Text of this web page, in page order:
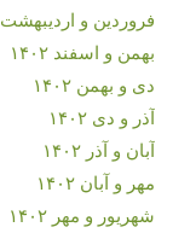
فروردین و اردیبهشت ۱۴۰۳
بهمن و اسفند ۱۴۰۲
دی و بهمن ۱۴۰۲
آذر و دی ۱۴۰۲
آبان و آذر ۱۴۰۲
مهر و آبان ۱۴۰۲
شهریور و مهر ۱۴۰۲